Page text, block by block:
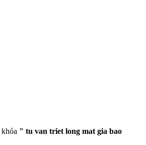
" tu van triet long mat gia bao